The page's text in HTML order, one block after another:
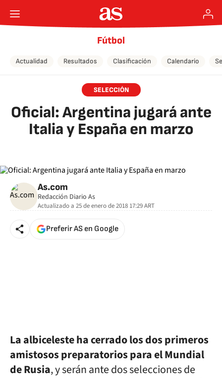
Fútbol
Actualidad Resultados Clasificación Calendario
SELECCIÓN
Oficial: Argentina jugará ante
Italia y España en marzo
As.com
Redacción Diario As
Actualizado a 25 de enero de 2018 17:29ART
Preferir AS en Google
La albiceleste ha cerrado los dos primeros
amistosos preparatorios para el Mundial
de Rusia, y serán ante dos selecciones de